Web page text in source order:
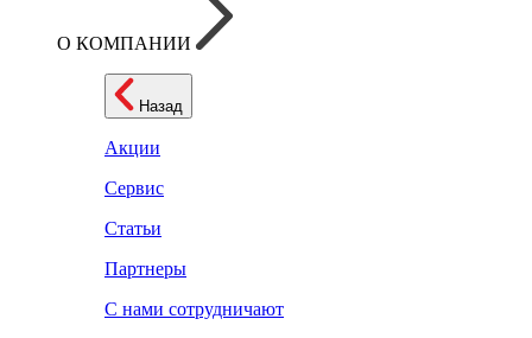
О КОМПАНИИ
Назад
Акции
Сервис
Статьи
Партнеры
С нами сотрудничают